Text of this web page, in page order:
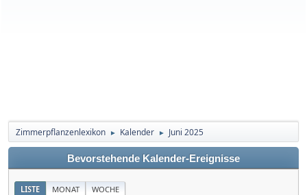
Zimmerpflanzenlexikon ► Kalender ► Juni 2025
Bevorstehende Kalender-Ereignisse
LISTE MONAT WOCHE